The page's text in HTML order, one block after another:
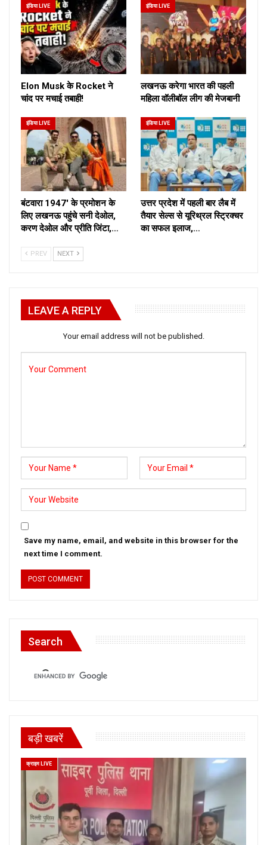
इंडिया LIVE
Elon Musk के Rocket ने
चांद पर मचाई तबाही!
इंडिया LIVE
लखनऊ करेगा भारत की पहली
महिला वॉलीबॉल लीग की मेजबानी
इंडिया LIVE
बंटवारा 1947′ के प्रमोशन के
लिए लखनऊ पहुंचे सनी देओल,
करण देओल और प्रीति जिंटा,…
इंडिया LIVE
उत्तर प्रदेश में पहली बार लैब में
तैयार सेल्स से यूरिथ्रल स्ट्रिक्चर
का सफल इलाज,…
PREV NEXT
LEAVE A REPLY
Your email address will not be published.
Save my name, email, and website in this browser for the
next time I comment.
Search
बड़ी खबरें
क्राइम LIVE